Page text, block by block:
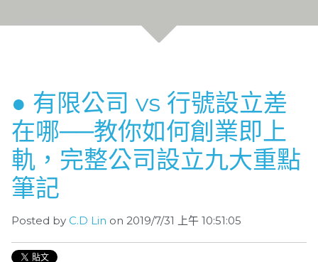
● 有限公司 vs 行號設立差
在哪──教你如何創業即上
軌，完整公司設立九大重點
筆記
Posted by C.D Lin on 2019/7/31 上午 10:51:05